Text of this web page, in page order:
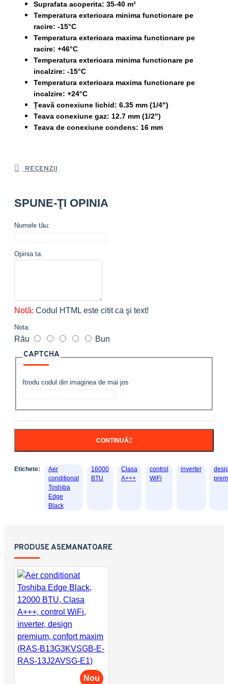
Suprafata acoperita: 35-40 m²
Temperatura exterioara minima functionare pe
racire: -15°C
Temperatura exterioara maxima functionare pe
racire: +46°C
Temperatura exterioara minima functionare pe
incalzire: -15°C
Temperatura exterioara maxima functionare pe
incalzire: +24°C
Țeavă conexiune lichid: 6.35 mm (1/4")
Teava conexiune gaz: 12.7 mm (1/2")
Teava de conexiune condens: 16 mm
RECENZII
SPUNE-ŢI OPINIA
Numele tău:
Opinia ta:
Notă: Codul HTML este citit ca şi text!
Nota:
Rău Bun
CAPTCHA
Itrodu codul din imaginea de mai jos
CONTINUĂ
Etichete:
Aer
conditionat
Toshiba
Edge
Black
16000
BTU
Clasa
A+++
control
WiFi
inverter
PRODUSE ASEMANATOARE
Nou